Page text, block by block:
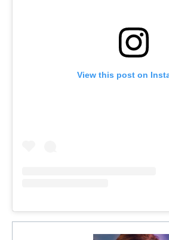
View this post on